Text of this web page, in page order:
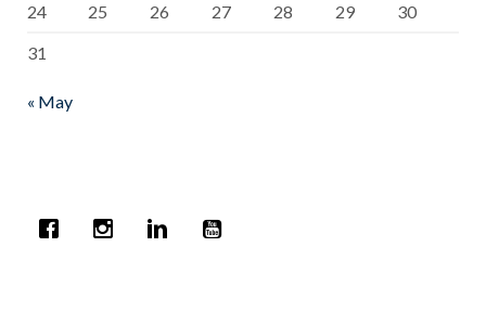
24
25 26 27 28 29
30
31
« May